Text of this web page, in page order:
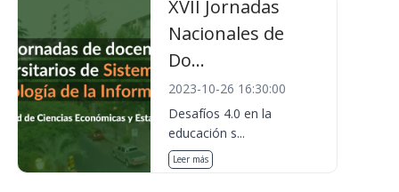
XVII Jornadas
Nacionales de
Do...
2023-10-26 16:30:00
Desafíos 4.0 en la
educación s...
Leer más